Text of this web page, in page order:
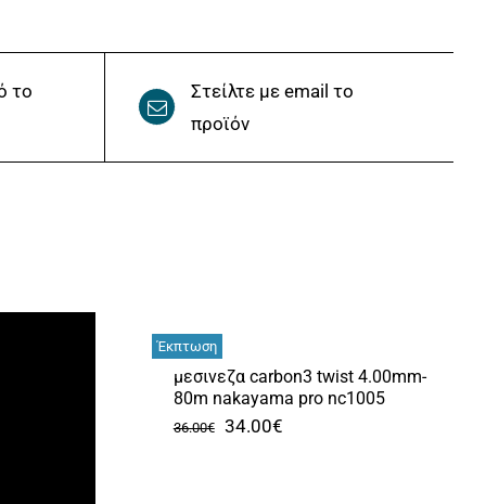
το
Στείλτε με email το
προϊόν
Έκπτωση
μεσινεζα carbon3 twist 4.00mm-
80m nakayama pro nc1005
36.00€
Original
34.00€Η